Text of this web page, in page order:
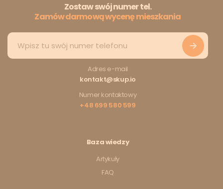
Zostaw swój numer tel.
Zamów darmową wycenę mieszkania
Adres e-mail
kontakt@skup.io
Numer kontaktowy
+48 699 580 599
Baza wiedzy
Artykuły
FAQ